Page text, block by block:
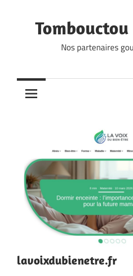
content
Nos partenaires
lavoixdubienetre.fr